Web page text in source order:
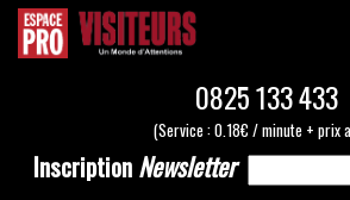
0825 133 433
(Service : 0.18€ / minute + prix
InscriptionNewsletter